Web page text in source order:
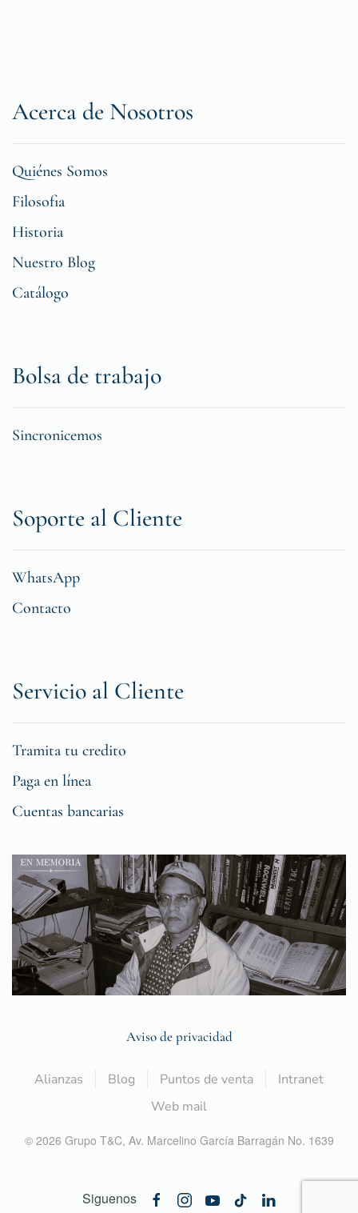
Acerca de Nosotros
Quiénes Somos
Filosofia
Historia
Nuestro Blog
Catálogo
Bolsa de trabajo
Sincronicemos
Soporte al Cliente
WhatsApp
Contacto
Servicio al Cliente
Tramita tu credito
Paga en línea
Cuentas bancarias
Aviso de privacidad
Alianzas Blog Puntos de venta
Intranet
Web mail
© 2026 Grupo T&C, Av. Marcelino García Barragán No. 1639
Siguenos